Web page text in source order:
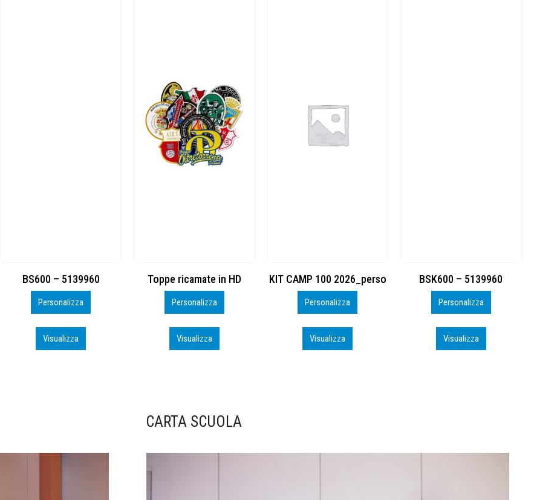
Toppe ricamate in HD
Personalizza
Visualizza
KIT CAMP 100 2026_perso
Personalizza
Visualizza
BSK600 – 5139960
Personalizza
Visualizza
DTF
Personalizza
Visualizza
CARTA SCUOLA